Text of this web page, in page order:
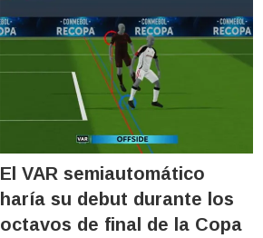
El VAR semiautomático
haría su debut durante los
octavos de final de la Copa